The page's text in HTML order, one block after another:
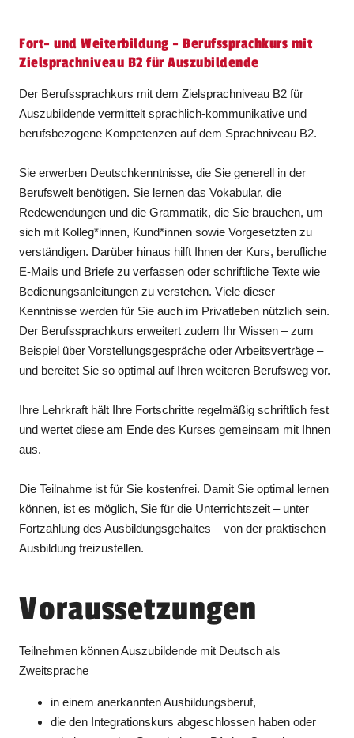
Fort- und Weiterbildung - Berufssprachkurs mit
Zielsprachniveau B2 für Auszubildende
Der Berufssprachkurs mit dem Zielsprachniveau B2 für
Auszubildende vermittelt sprachlich-kommunikative und
berufsbezogene Kompetenzen auf dem Sprachniveau B2.
Sie erwerben Deutschkenntnisse, die Sie generell in der
Berufswelt benötigen. Sie lernen das Vokabular, die
Redewendungen und die Grammatik, die Sie brauchen, um
sich mit Kolleg*innen, Kund*innen sowie Vorgesetzten zu
verständigen. Darüber hinaus hilft Ihnen der Kurs, berufliche
E-Mails und Briefe zu verfassen oder schriftliche Texte wie
Bedienungsanleitungen zu verstehen. Viele dieser
Kenntnisse werden für Sie auch im Privatleben nützlich sein.
Der Berufssprachkurs erweitert zudem Ihr Wissen – zum
Beispiel über Vorstellungsgespräche oder Arbeitsverträge –
und bereitet Sie so optimal auf Ihren weiteren Berufsweg vor.
Ihre Lehrkraft hält Ihre Fortschritte regelmäßig schriftlich fest
und wertet diese am Ende des Kurses gemeinsam mit Ihnen
aus.
Die Teilnahme ist für Sie kostenfrei. Damit Sie optimal lernen
können, ist es möglich, Sie für die Unterrichtszeit – unter
Fortzahlung des Ausbildungsgehaltes – von der praktischen
Ausbildung freizustellen.
Voraussetzungen
Teilnehmen können Auszubildende mit Deutsch als
Zweitsprache
in einem anerkannten Ausbildungsberuf,
die den Integrationskurs abgeschlossen haben oder